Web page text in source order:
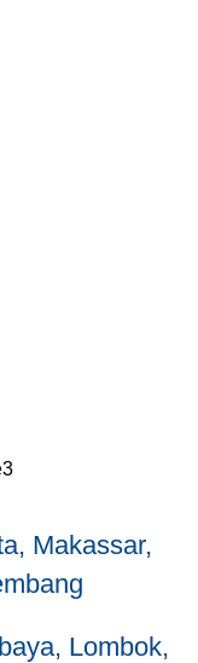
Makassar,
Lombok,